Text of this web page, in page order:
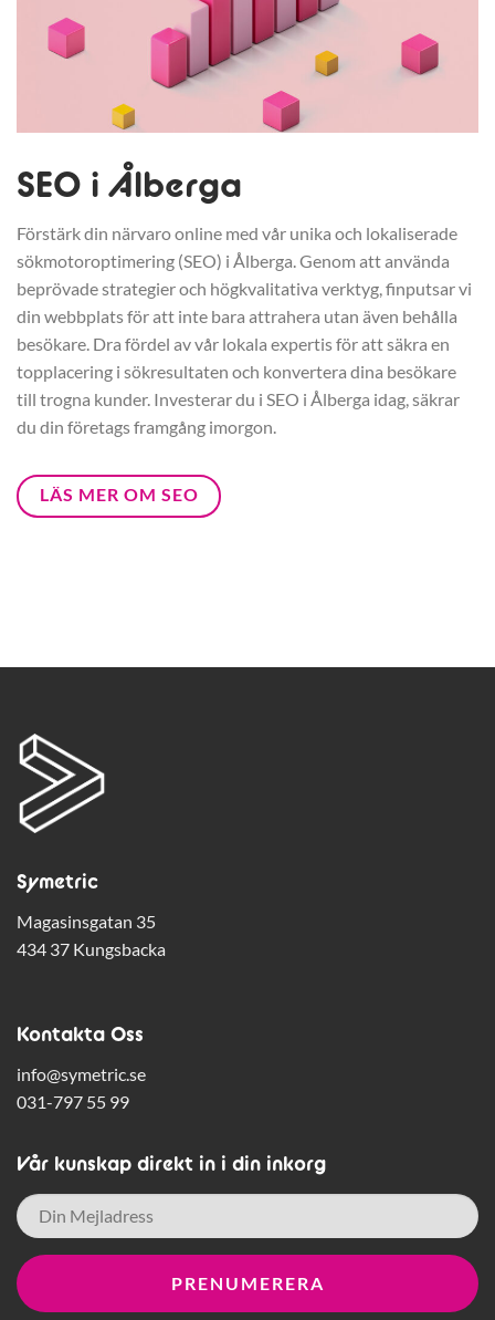
SEO i Ålberga
Förstärk din närvaro online med vår unika och lokaliserade
sökmotoroptimering (SEO) i Ålberga. Genom att använda
beprövade strategier och högkvalitativa verktyg, finputsar vi
din webbplats för att inte bara attrahera utan även behålla
besökare. Dra fördel av vår lokala expertis för att säkra en
topplacering i sökresultaten och konvertera dina besökare
till trogna kunder. Investerar du i SEO i Ålberga idag, säkrar
du din företags framgång imorgon.
LÄS MER OM SEO
Symetric
Magasinsgatan 35
434 37 Kungsbacka
Kontakta Oss
info@symetric.se
031-797 55 99
Vår kunskap direkt in i din inkorg
E-
post *